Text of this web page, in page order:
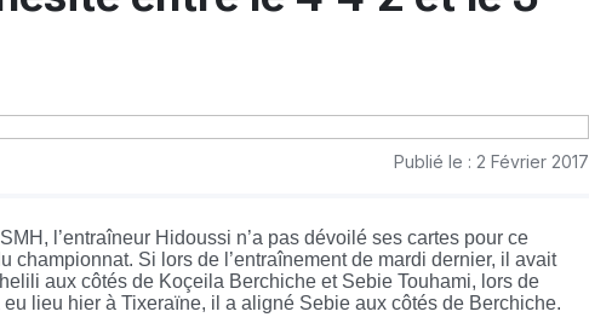
Publié le : 2 Février 2017
l’entraîneur Hidoussi n’a pas dévoilé ses cartes pour ce
championnat. Si lors de l’entraînement de mardi dernier, il avait
aux côtés de Koçeila Berchiche et Sebie Touhami, lors de
eu lieu hier à Tixeraïne, il a aligné Sebie aux côtés de Berchiche.